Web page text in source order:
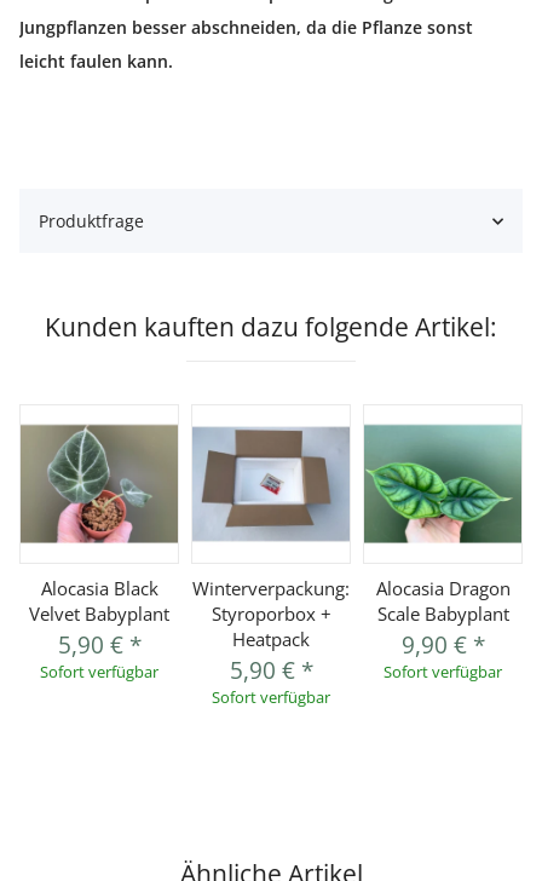
Jungpflanzen besser abschneiden, da die Pflanze sonst
leicht faulen kann.
Produktfrage
Kunden kauften dazu folgende Artikel:
Alocasia Black
Velvet Babyplant
5,90 € *
Sofort verfügbar
Winterverpackung:
Styroporbox +
Heatpack
5,90 € *
Sofort verfügbar
Alocasia Dragon
Scale Babyplant
9,90 € *
Sofort verfügbar
Ähnliche Artikel